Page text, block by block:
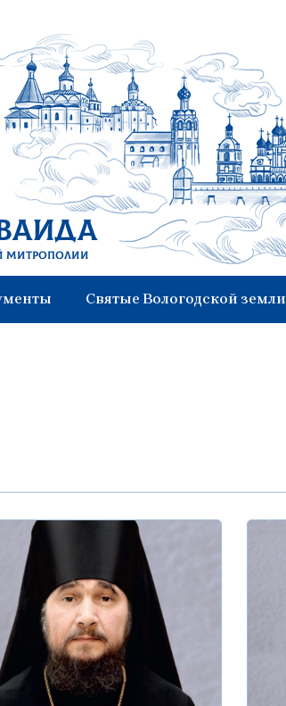
митрополии
Святые Вологодской земли